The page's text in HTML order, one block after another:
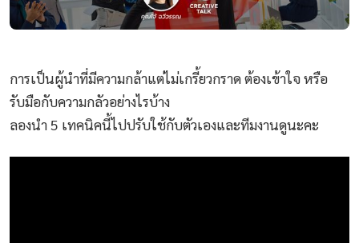
การเป็นผู้นำที่มีความกล้าแต่ไม่เกรี้ยวกราด ต้องเข้าใจ หรือ
รับมือกับความกลัวอย่างไรบ้าง
ลองนำ 5 เทคนิคนี้ไปปรับใช้กับตัวเองและทีมงานดูนะคะ